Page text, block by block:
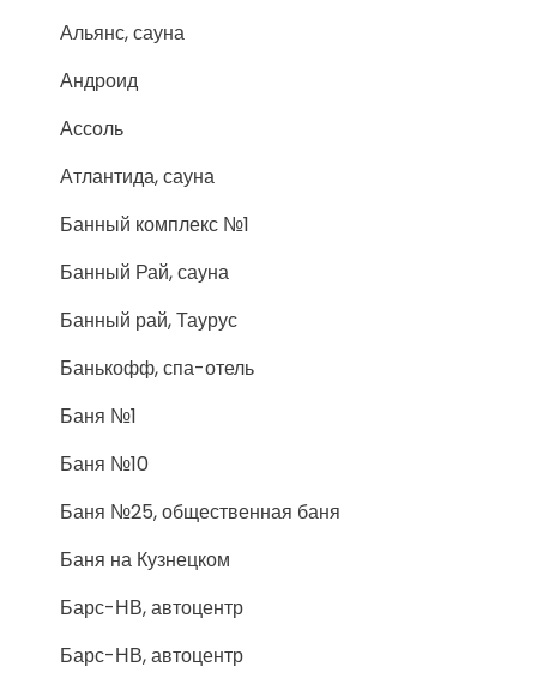
Альянс, сауна
Андроид
Ассоль
Атлантида, сауна
Банный комплекс №1
Банный Рай, сауна
Банный рай, Таурус
Банькофф, спа-отель
Баня №1
Баня №10
Баня №25, общественная баня
Баня на Кузнецком
Барс-НВ, автоцентр
Барс-НВ, автоцентр